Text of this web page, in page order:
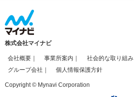
株式会社マイナビ
会社概要 事業所案内 社会的な取り組み
グループ会社
個人情報保護方針
Copyright © Mynavi Corporation